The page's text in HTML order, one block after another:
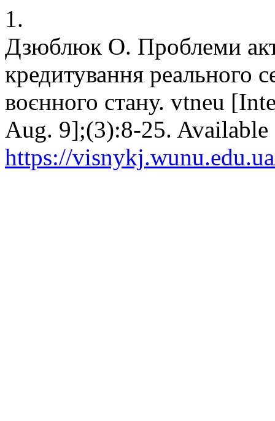
1.
Дзюблюк О. Проблеми
кредитування реального
воєнного стану. vtneu
Aug. 9];(3):8-25.
https://